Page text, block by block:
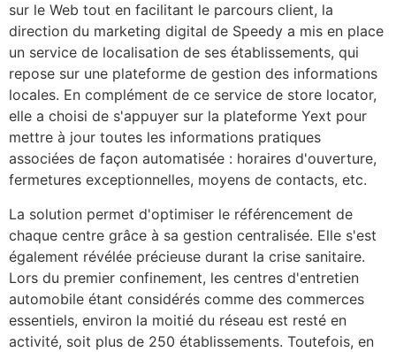
sur le Web tout en facilitant le parcours client, la
direction du marketing digital de Speedy a mis en place
un service de localisation de ses établissements, qui
repose sur une plateforme de gestion des informations
locales. En complément de ce service de store locator,
elle a choisi de s'appuyer sur la plateforme Yext pour
mettre à jour toutes les informations pratiques
associées de façon automatisée : horaires d'ouverture,
fermetures exceptionnelles, moyens de contacts, etc.
La solution permet d'optimiser le référencement de
chaque centre grâce à sa gestion centralisée. Elle s'est
également révélée précieuse durant la crise sanitaire.
Lors du premier confinement, les centres d'entretien
automobile étant considérés comme des commerces
essentiels, environ la moitié du réseau est resté en
activité, soit plus de 250 établissements. Toutefois, en